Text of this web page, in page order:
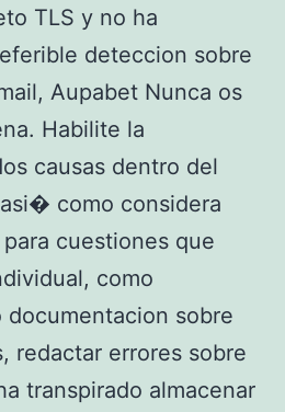
TLS y no ha
deteccion sobre
Aupabet Nunca os
Habilite la
causas dentro del
como considera
cuestiones que
como
sobre
redactar errores sobre
transpirado almacenar